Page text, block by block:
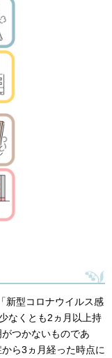
新型コロナウイルス感
なくとも2ヵ月以上持
つかないものであ
ら3ヵ月経った時点に